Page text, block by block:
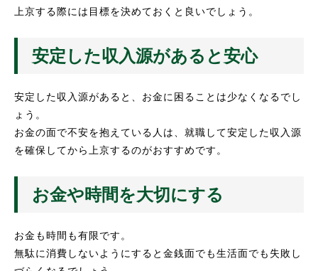
上京する際には目標を決めておくと良いでしょう。
安定した収入源があると安心
安定した収入源があると、お金に困ることは少なくなるでし
ょう。
お金の面で不安を抱えている人は、就職して安定した収入源
を確保してから上京するのがおすすめです。
お金や時間を大切にする
お金も時間も有限です。
無駄に消費しないようにすると金銭面でも生活面でも失敗し